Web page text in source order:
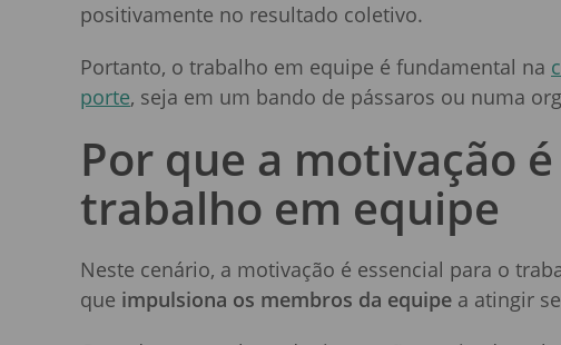
positivamente no resultado coletivo.
Portanto, o trabalho em equipe é fundamental na
porte, seja em um bando de pássaros ou numa
Por que a motivação
trabalho em equipe
Neste cenário, a motivação é essencial para o
que impulsiona os membros da equipe a atingir